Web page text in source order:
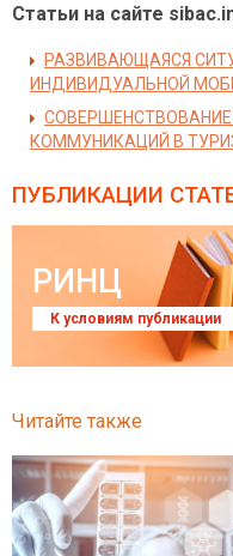
Статьи на сайте
РАЗВИВАЮЩАЯСЯ
ИНДИВИДУАЛЬНОЙ
КОММУНИКАЦИЙ В
ПУБЛИКАЦИИ
РИНЦ
К условиям публикации
Читайте также